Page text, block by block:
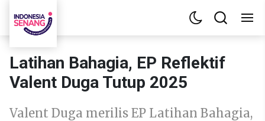
Latihan Bahagia, EP Reflektif
Valent Duga Tutup 2025
Valent Duga merilis EP Latihan Bahagia,